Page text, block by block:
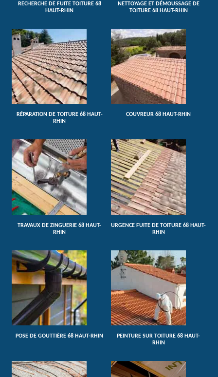
RECHERCHE DE FUITE TOITURE 68
HAUT-RHIN
NETTOYAGE ET DÉMOUSSAGE DE
TOITURE 68 HAUT-RHIN
RÉPARATION DE TOITURE 68 HAUT-
RHIN
COUVREUR 68 HAUT-RHIN
TRAVAUX DE ZINGUERIE 68 HAUT-
RHIN
URGENCE FUITE DE TOITURE 68 HAUT-
RHIN
POSE DE GOUTTIÈRE 68 HAUT-RHIN
PEINTURE SUR TOITURE 68 HAUT-
RHIN